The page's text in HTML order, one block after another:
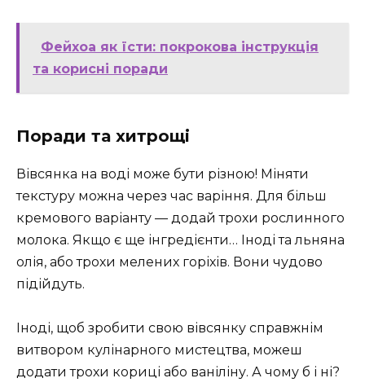
Фейхоа як їсти: покрокова інструкція
та корисні поради
Поради та хитрощі
Вівсянка на воді може бути різною! Міняти
текстуру можна через час варіння. Для більш
кремового варіанту — додай трохи рослинного
молока. Якщо є ще інгредієнти… Іноді та льняна
олія, або трохи мелених горіхів. Вони чудово
підійдуть.
Іноді, щоб зробити свою вівсянку справжнім
витвором кулінарного мистецтва, можеш
додати трохи кориці або ваніліну. А чому б і ні?